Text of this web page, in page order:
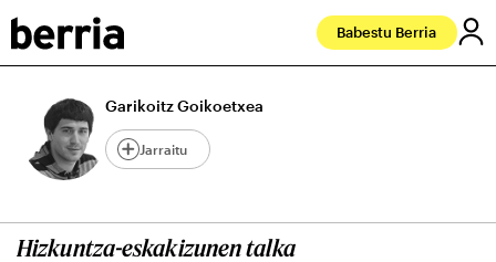
Babestu Berria
Garikoitz Goikoetxea
Jarraitu
Hizkuntza-eskakizunen talka